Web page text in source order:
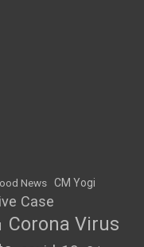
News CM Yogi
Case
Corona Virus